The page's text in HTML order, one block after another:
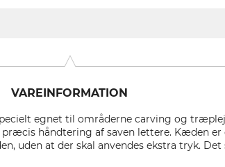
VAREINFORMATION
egnet til områderne carving og
håndtering af saven lettere. Kæden
uden at der skal anvendes ekstra tryk.